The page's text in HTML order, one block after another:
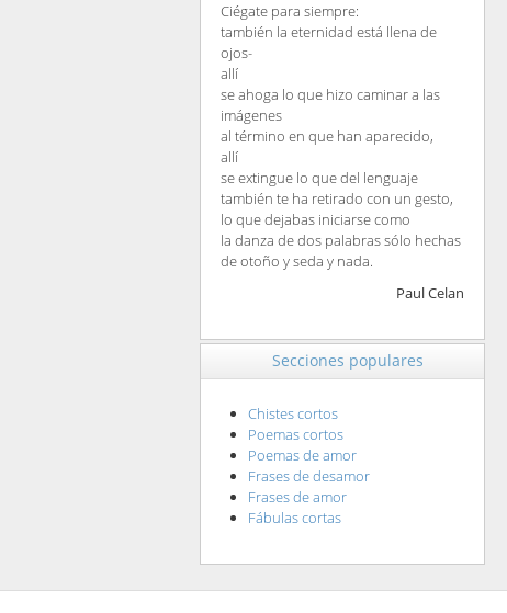
Ciégate para siempre:
también la eternidad está llena de
ojos-
allí
se ahoga lo que hizo caminar a las
imágenes
al término en que han aparecido,
allí
se extingue lo que del lenguaje
también te ha retirado con un gesto,
lo que dejabas iniciarse como
la danza de dos palabras sólo hechas
de otoño y seda y nada.
Paul Celan
Secciones populares
Chistes cortos
Poemas cortos
Poemas de amor
Frases de desamor
Frases de amor
Fábulas cortas